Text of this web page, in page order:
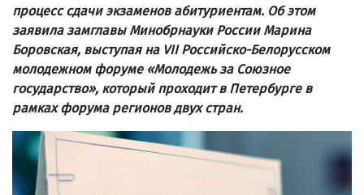
процесс сдачи экзаменов абитуриентам. Об этом
заявила замглавы Минобрнауки России Марина
Боровская, выступая на VII Российско-Белорусском
молодежном форуме «Молодежь за Союзное
государство», который проходит в Петербурге в
рамках форума регионов двух стран.